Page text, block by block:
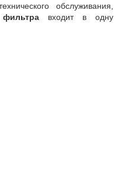
обслуживания,
входит в одну